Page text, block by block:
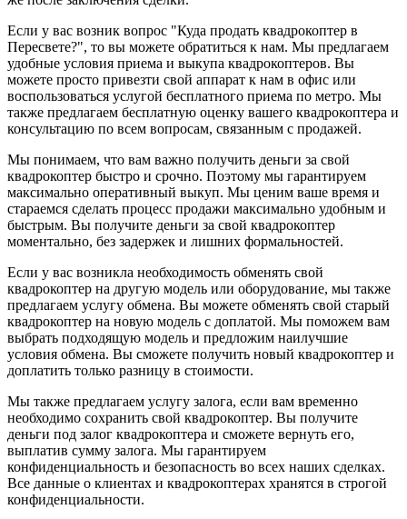
Если у вас возник вопрос "Куда продать квадрокоптер в
Пересвете?", то вы можете обратиться к нам. Мы предлагаем
удобные условия приема и выкупа квадрокоптеров. Вы
можете просто привезти свой аппарат к нам в офис или
воспользоваться услугой бесплатного приема по метро. Мы
также предлагаем бесплатную оценку вашего квадрокоптера и
консультацию по всем вопросам, связанным с продажей.
Мы понимаем, что вам важно получить деньги за свой
квадрокоптер быстро и срочно. Поэтому мы гарантируем
максимально оперативный выкуп. Мы ценим ваше время и
стараемся сделать процесс продажи максимально удобным и
быстрым. Вы получите деньги за свой квадрокоптер
моментально, без задержек и лишних формальностей.
Если у вас возникла необходимость обменять свой
квадрокоптер на другую модель или оборудование, мы также
предлагаем услугу обмена. Вы можете обменять свой старый
квадрокоптер на новую модель с доплатой. Мы поможем вам
выбрать подходящую модель и предложим наилучшие
условия обмена. Вы сможете получить новый квадрокоптер и
доплатить только разницу в стоимости.
Мы также предлагаем услугу залога, если вам временно
необходимо сохранить свой квадрокоптер. Вы получите
деньги под залог квадрокоптера и сможете вернуть его,
выплатив сумму залога. Мы гарантируем
конфиденциальность и безопасность во всех наших сделках.
Все данные о клиентах и квадрокоптерах хранятся в строгой
конфиденциальности.